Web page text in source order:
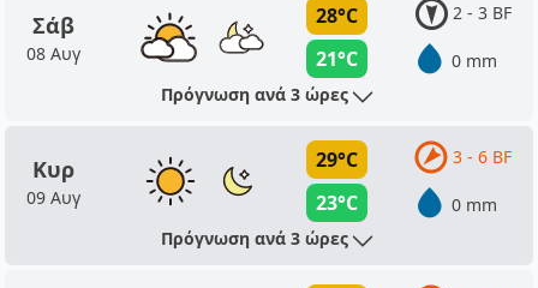
Σάβ
08 Αυγ
28°C
21°C
2 - 3 BF
0 mm
Πρόγνωση ανά 3 ώρες
Κυρ
09 Αυγ
29°C
23°C
3 - 6 BF
0 mm
Πρόγνωση ανά 3 ώρες